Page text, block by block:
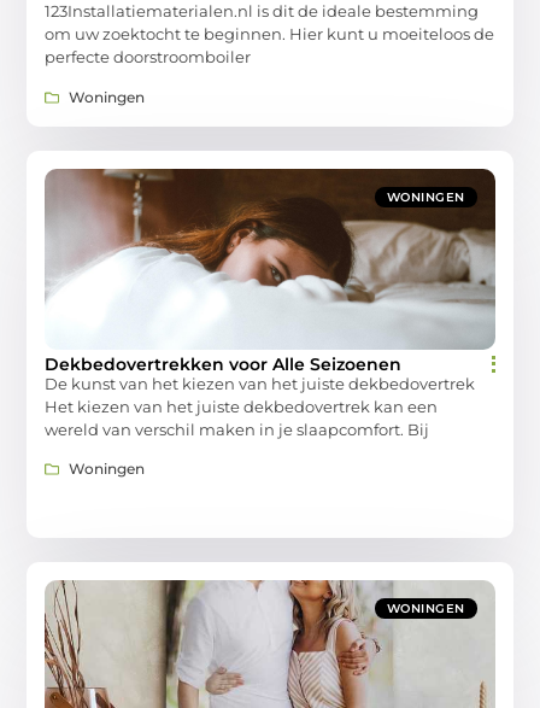
123Installatiematerialen.nl is dit de ideale bestemming
om uw zoektocht te beginnen. Hier kunt u moeiteloos de
perfecte doorstroomboiler
Woningen
WONINGEN
Dekbedovertrekken voor Alle Seizoenen
De kunst van het kiezen van het juiste dekbedovertrek
Het kiezen van het juiste dekbedovertrek kan een
wereld van verschil maken in je slaapcomfort. Bij
Woningen
WONINGEN